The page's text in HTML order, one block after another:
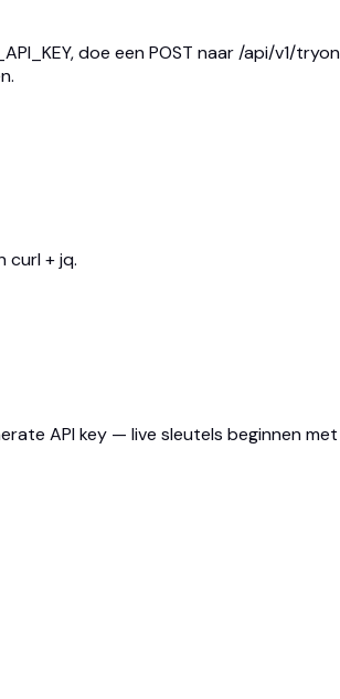
doe een POST naar /api/v1/
curl + jq.
API key — live sleutels beginnen